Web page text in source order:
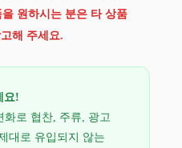
원하시는 분은 타 상품
해 주세요.
요!
화로 협찬, 주류, 광고
대로 유입되지 않는